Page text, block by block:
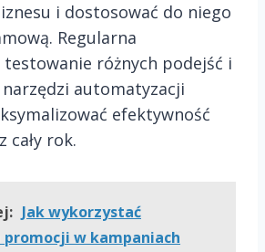
i dostosować do niego
Regularna
różnych podejść i
automatyzacji
efektywność
cały rok.
Jak wykorzystać
promocji w kampaniach